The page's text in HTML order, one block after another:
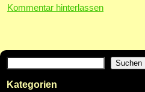
Kommentar hinterlassen
Suchen
Kategorien